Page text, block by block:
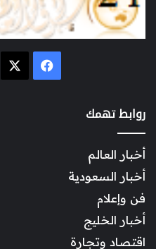
فيسبوك
روابط تهمك
أخبار العالم
أخبار السعودية
فن وإعلام
أخبار الخليج
اقتصاد وتجارة